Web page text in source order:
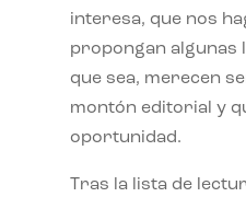
interesa, que nos
propongan algunas
que sea, merecen
montón editorial y
oportunidad.
Tras la lista de